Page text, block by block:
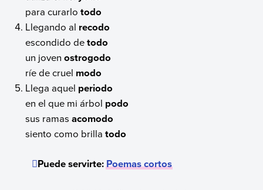
para curarlotodo
Llegando al recodo
escondido detodo
un jovenostrogodo
ríe de cruel modo
Llega aquel periodo
en el que mi árbol podo
sus ramasacomodo
siento como brilla todo
Puede servirte:Poemas cortos